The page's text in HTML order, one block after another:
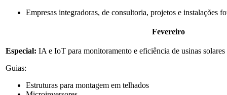
Empresas integradoras, de consultoria, projetos e instalações
Fevereiro
Especial: IA e IoT para monitoramento e eficiência de usinas solares
Guias:
Estruturas para montagem em telhados